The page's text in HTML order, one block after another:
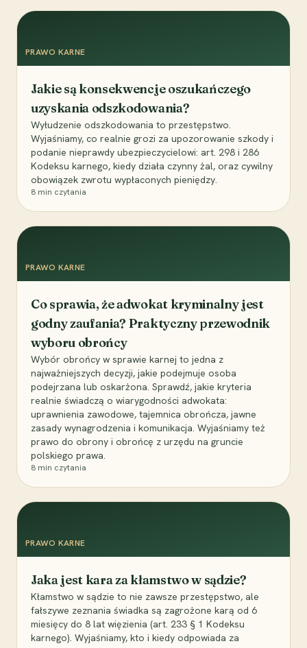
PRAWO KARNE
Jakie są konsekwencje oszukańczego
uzyskania odszkodowania?
Wyłudzenie odszkodowania to przestępstwo.
Wyjaśniamy, co realnie grozi za upozorowanie szkody i
podanie nieprawdy ubezpieczycielowi: art. 298 i 286
Kodeksu karnego, kiedy działa czynny żal, oraz cywilny
obowiązek zwrotu wypłaconych pieniędzy.
8 min czytania
PRAWO KARNE
Co sprawia, że adwokat kryminalny jest
godny zaufania? Praktyczny przewodnik
wyboru obrońcy
Wybór obrońcy w sprawie karnej to jedna z
najważniejszych decyzji, jakie podejmuje osoba
podejrzana lub oskarżona. Sprawdź, jakie kryteria
realnie świadczą o wiarygodności adwokata:
uprawnienia zawodowe, tajemnica obrończa, jawne
zasady wynagrodzenia i komunikacja. Wyjaśniamy też
prawo do obrony i obrońcę z urzędu na gruncie
polskiego prawa.
8 min czytania
PRAWO KARNE
Jaka jest kara za kłamstwo w sądzie?
Kłamstwo w sądzie to nie zawsze przestępstwo, ale
fałszywe zeznania świadka są zagrożone karą od 6
miesięcy do 8 lat więzienia (art. 233 § 1 Kodeksu
karnego). Wyjaśniamy, kto i kiedy odpowiada za